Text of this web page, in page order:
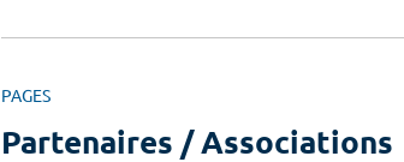
PAGES
Partenaires / Associations